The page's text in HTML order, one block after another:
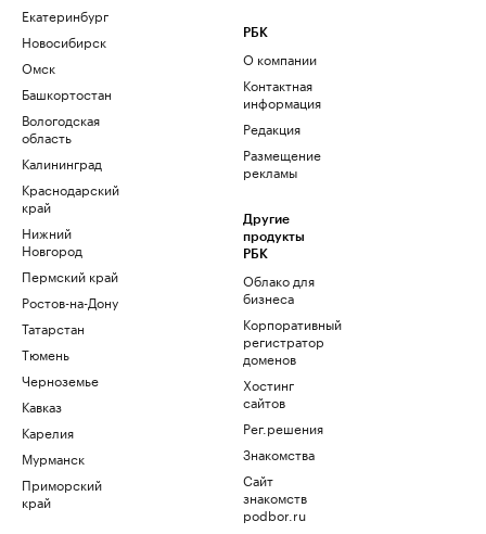
Екатеринбург
Новосибирск
Омск
Башкортостан
Вологодская
область
Калининград
Краснодарский
край
Нижний
Новгород
Пермский край
Ростов-на-Дону
Татарстан
Тюмень
Черноземье
Кавказ
Карелия
Мурманск
Приморский
край
РБК
О компании
Контактная
информация
Редакция
Размещение
рекламы
Другие
продукты
РБК
Облако для
бизнеса
Корпоративный
регистратор
доменов
Хостинг
сайтов
Рег.решения
Знакомства
Сайт
знакомств
podbor.ru